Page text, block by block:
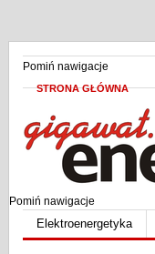
Pomiń nawigacje
STRONA GŁÓWNA
Pomiń nawigacje
Elektroenergetyka